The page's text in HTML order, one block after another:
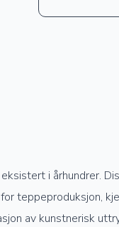
i århundrer.
teppeproduksjon,
av kunstnerisk